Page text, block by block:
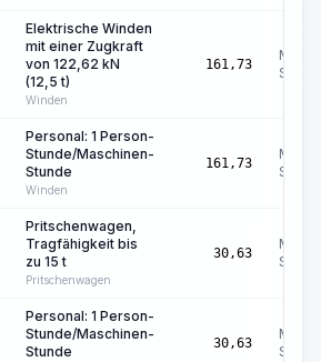
Elektrische Winden
mit einer Zugkraft
von 122,62 kN
(12,5 t)
Winden
161,73
Std.
Personal: 1 Person-
Stunde/Maschinen-
Stunde
Winden
161,73
Std.
Pritschenwagen,
Tragfähigkeit bis
zu 15 t
Pritschenwagen
30,63
Std.
Personal: 1 Person-
Stunde/Maschinen-
Stunde
30,63
Std.